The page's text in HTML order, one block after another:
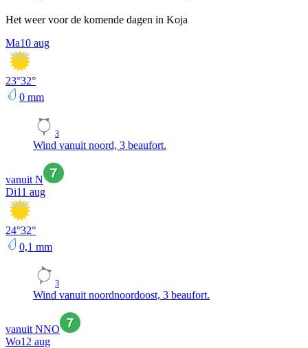
Het weer voor de komende dagen in Koja
Ma10 aug
23°32°
0 mm
3
Wind vanuit noord, 3 beaufort.
vanuit N
Di11 aug
24°32°
0,1 mm
3
Wind vanuit noordnoordoost, 3 beaufort.
vanuit NNO
Wo12 aug